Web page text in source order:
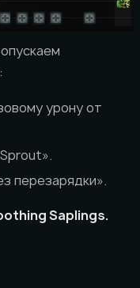
урону от
перезарядки».
Saplings.